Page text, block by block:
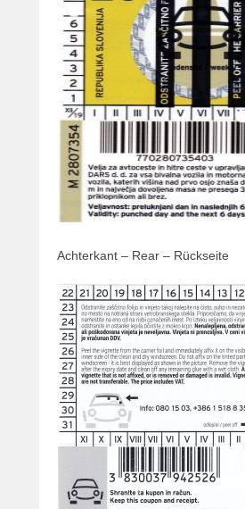
Achterkant – Rear – Rückseite